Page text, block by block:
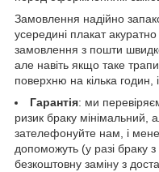
Замовлення надійно
усередині плакат
замовлення з пошти
але навіть якщо таке
поверхню на кілька годин,
Гарантія: ми
ризик браку
зателефонуйте нам, і
допоможуть (у разі браку
безкоштовну заміну з